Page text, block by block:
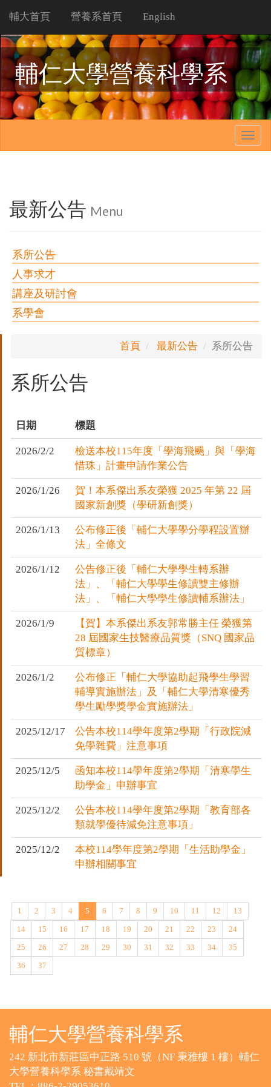
輔大首頁 營養系首頁 English
輔仁大學營養科學系
最新公告 Menu
系所公告
人事求才
講座及研討會
系學會
首頁 最新公告 系所公告
系所公告
日期 標題
2026/2/2
檢送本校115年度「學海飛颺」與「學海
惜珠」計畫申請作業公告
2026/1/26
賀！本系傑出系友榮獲 2025 年第 22 屆
國家新創獎（學研新創獎）
2026/1/13
公布修正後「輔仁大學學分學程設置辦
法」全條文
2026/1/12
公告修正後「輔仁大學學生轉系辦
法」、「輔仁大學學生修讀雙主修辦
法」、「輔仁大學學生修讀輔系辦法」
2026/1/9
【賀】本系傑出系友郭常勝主任 榮獲第
28 屆國家生技醫療品質獎（SNQ 國家品
質標章）
2026/1/2
公布修正「輔仁大學協助起飛學生學習
輔導實施辦法」及「輔仁大學清寒優秀
學生勵學獎學金實施辦法」
2025/12/17
公告本校114學年度第2學期「行政院減
免學雜費」注意事項
2025/12/5
函知本校114學年度第2學期「清寒學生
助學金」申辦事宜
2025/12/2
公告本校114學年度第2學期「教育部各
類就學優待減免注意事項」
2025/12/2
本校114學年度第2學期「生活助學金」
申辦相關事宜
1 2 3 4 5 6 7 8 9 10 11 12
13
14
15 16 17 18 19 20 21 22 23
24
25
26 27 28 29 30 31 32 33 34
35
36
37
輔仁大學營養科學系
242 新北市新莊區中正路 510 號（NF 秉雅樓 1 樓）輔仁
大學營養科學系 秘書戴靖文